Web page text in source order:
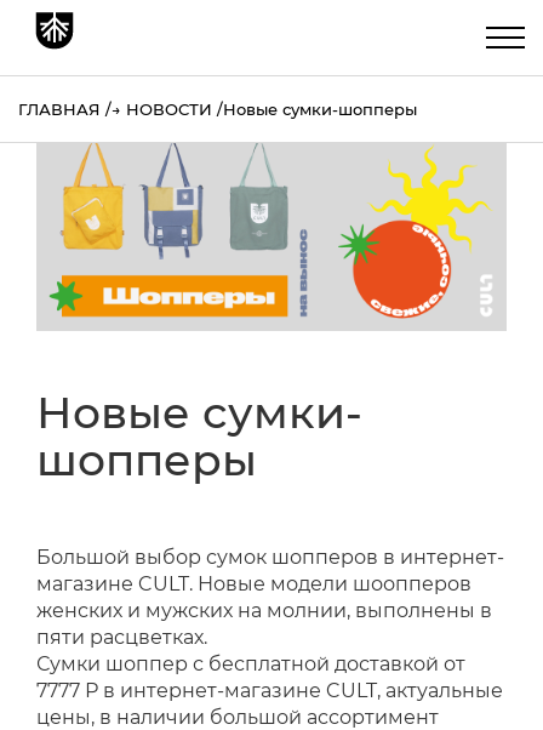
ГЛАВНАЯ → НОВОСТИ Новые сумки-шопперы
Новые сумки-
шопперы
Большой выбор сумок шопперов в интернет-
магазине CULT. Новые модели шоопперов
женских и мужских на молнии, выполнены в
пяти расцветках.
Сумки шоппер с бесплатной доставкой от
7777 Р в интернет-магазине CULT, актуальные
цены, в наличии большой ассортимент